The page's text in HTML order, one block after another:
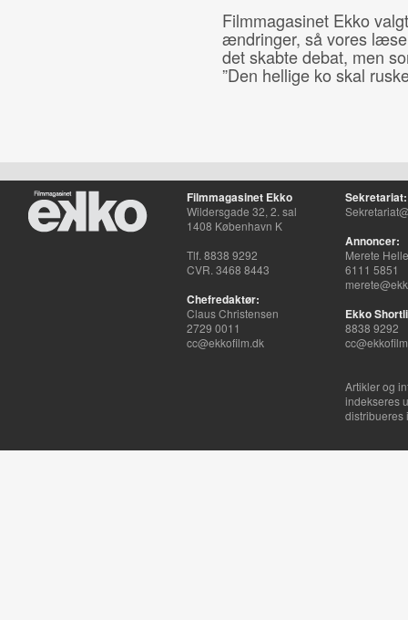
Filmmagasinet Ekko
ændringer, så vores
det skabte debat, men
”Den hellige ko skal
Filmmagasinet Ekko
Wildersgade 32, 2. sal
1408 København K
Tlf. 8838 9292
CVR. 3468 8443
Chefredaktør:
Claus Christensen
2729 0011
cc@ekkofilm.dk
Sekretariat:
Annoncer:
Merete
6111 5851
Ekko
8838 9292
Artikler og
indekseres
distribueres